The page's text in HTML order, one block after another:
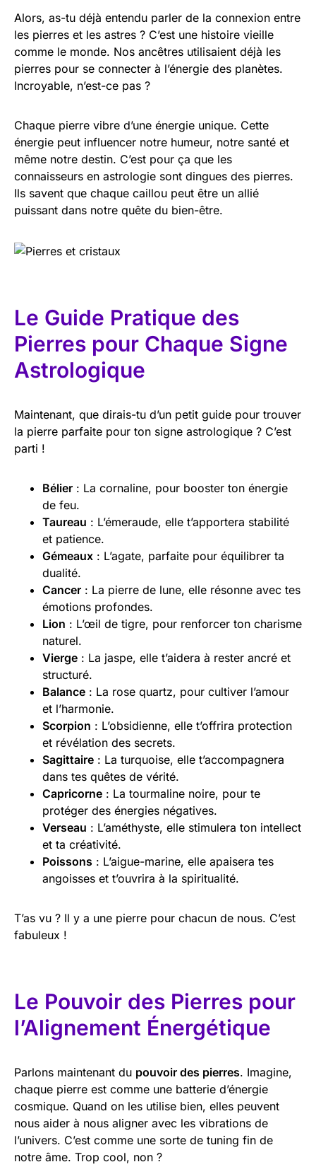
Alors, as-tu déjà entendu parler de la connexion entre
les pierres et les astres ? C’est une histoire vieille
comme le monde. Nos ancêtres utilisaient déjà les
pierres pour se connecter à l’énergie des planètes.
Incroyable, n’est-ce pas ?
Chaque pierre vibre d’une énergie unique. Cette
énergie peut influencer notre humeur, notre santé et
même notre destin. C’est pour ça que les
connaisseurs en astrologie sont dingues des pierres.
Ils savent que chaque caillou peut être un allié
puissant dans notre quête du bien-être.
Le Guide Pratique des
Pierres pour Chaque Signe
Astrologique
Maintenant, que dirais-tu d’un petit guide pour trouver
la pierre parfaite pour ton signe astrologique ? C’est
parti !
Bélier : La cornaline, pour booster ton énergie
de feu.
Taureau : L’émeraude, elle t’apportera stabilité
et patience.
Gémeaux : L’agate, parfaite pour équilibrer ta
dualité.
Cancer : La pierre de lune, elle résonne avec tes
émotions profondes.
Lion : L’œil de tigre, pour renforcer ton charisme
naturel.
Vierge : La jaspe, elle t’aidera à rester ancré et
structuré.
Balance : La rose quartz, pour cultiver l’amour
et l’harmonie.
Scorpion : L’obsidienne, elle t’offrira protection
et révélation des secrets.
Sagittaire : La turquoise, elle t’accompagnera
dans tes quêtes de vérité.
Capricorne : La tourmaline noire, pour te
protéger des énergies négatives.
Verseau : L’améthyste, elle stimulera ton intellect
et ta créativité.
Poissons : L’aigue-marine, elle apaisera tes
angoisses et t’ouvrira à la spiritualité.
T’as vu ? Il y a une pierre pour chacun de nous. C’est
fabuleux !
Le Pouvoir des Pierres pour
l’Alignement Énergétique
Parlons maintenant du pouvoir des pierres. Imagine,
chaque pierre est comme une batterie d’énergie
cosmique. Quand on les utilise bien, elles peuvent
nous aider à nous aligner avec les vibrations de
l’univers. C’est comme une sorte de tuning fin de
notre âme. Trop cool, non ?